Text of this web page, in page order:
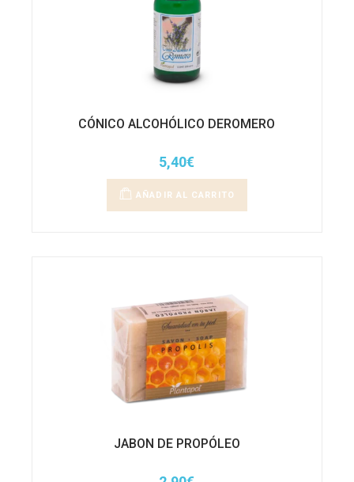
CÓNICO ALCOHÓLICO DEROMERO
5,40€
AÑADIR AL CARRITO
JABON DE PROPÓLEO